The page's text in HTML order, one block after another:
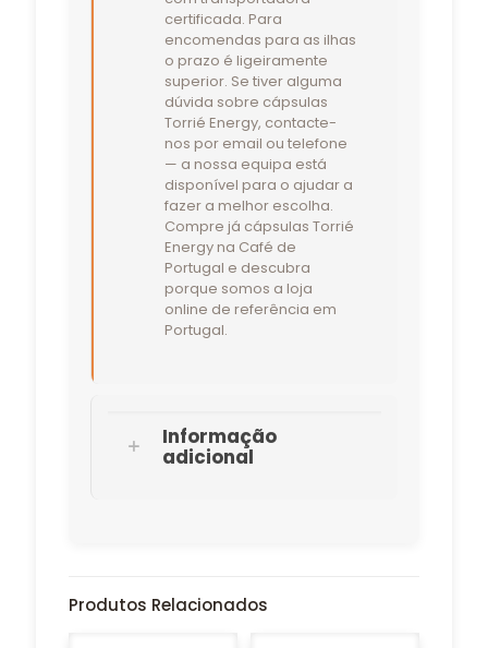
certificada. Para
encomendas para as ilhas
o prazo é ligeiramente
superior. Se tiver alguma
dúvida sobre cápsulas
Torrié Energy, contacte-
nos por email ou telefone
— a nossa equipa está
disponível para o ajudar a
fazer a melhor escolha.
Compre já cápsulas Torrié
Energy na Café de
Portugal e descubra
porque somos a loja
online de referência em
Portugal.
Informação
adicional
Produtos Relacionados